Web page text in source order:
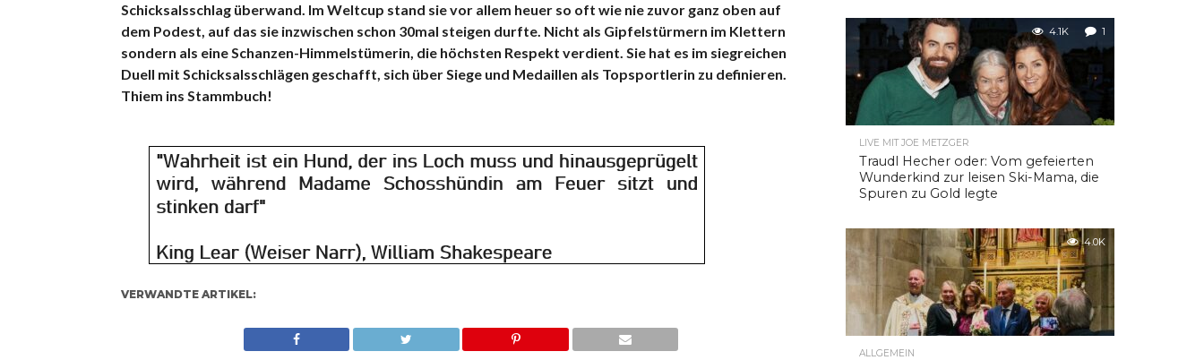
Schicksalsschlag überwand. Im Weltcup stand sie vor allem heuer so oft wie nie zuvor ganz oben auf
dem Podest, auf das sie inzwischen schon 30mal steigen durfte. Nicht als Gipfelstürmern im Klettern
sondern als eine Schanzen-Himmelstümerin, die höchsten Respekt verdient. Sie hat es im siegreichen
Duell mit Schicksalsschlägen geschafft, sich über Siege und Medaillen als Topsportlerin zu definieren.
Thiem ins Stammbuch!
VERWANDTE ARTIKEL:
4.1K 1
LIVE MIT JOE METZGER
Traudl Hecher oder: Vom gefeierten
Wunderkind zur leisen Ski-Mama, die
Spuren zu Gold legte
4.0K
ALLGEMEIN